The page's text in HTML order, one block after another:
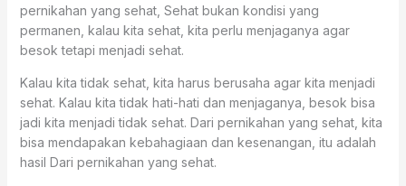
pernikahan yang sehat, Sehat bukan kondisi yang
permanen, kalau kita sehat, kita perlu menjaganya agar
besok tetapi menjadi sehat.
Kalau kita tidak sehat, kita harus berusaha agar kita menjadi
sehat. Kalau kita tidak hati-hati dan menjaganya, besok bisa
jadi kita menjadi tidak sehat. Dari pernikahan yang sehat, kita
bisa mendapakan kebahagiaan dan kesenangan, itu adalah
hasil Dari pernikahan yang sehat.